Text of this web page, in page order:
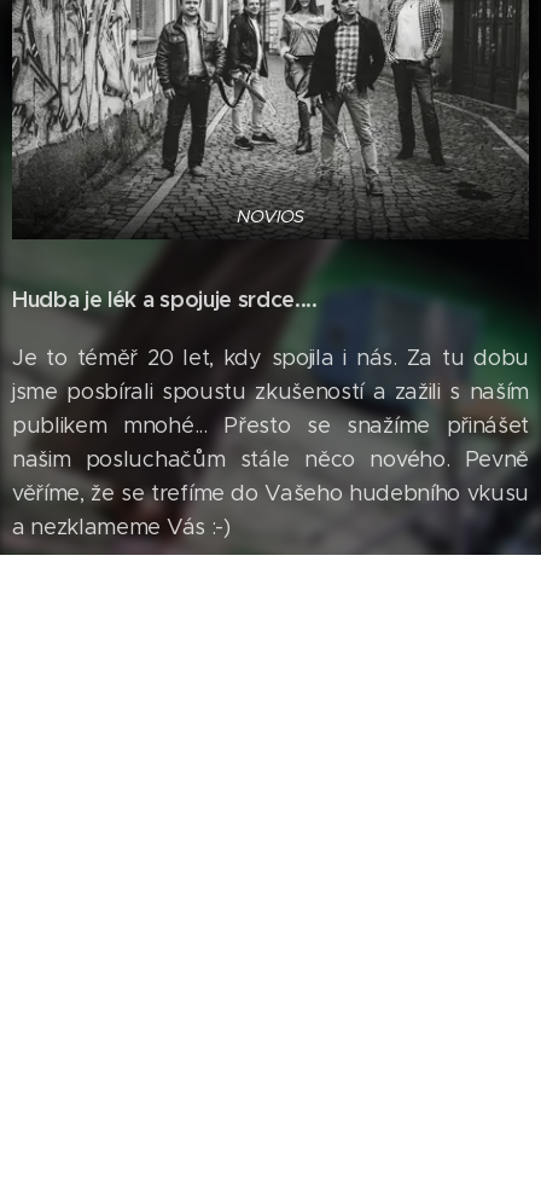
NOVIOS
Hudba je lék a spojuje srdce....
Je to téměř 20 let, kdy spojila i nás. Za tu dobu
jsme posbírali spoustu zkušeností a zažili s naším
publikem mnohé... Přesto se snažíme přinášet
našim posluchačům stále něco nového. Pevně
věříme, že se trefíme do Vašeho hudebního vkusu
a nezklameme Vás :-)